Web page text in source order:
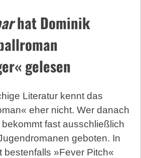
hat Dominik
gelesen
Literatur kennt das
eher nicht. Wer danach
fast ausschließlich
geboten. In
bestenfalls »Fever Pitch«